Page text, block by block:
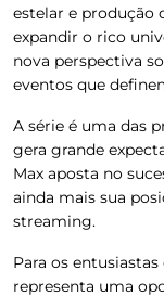
estelar e produção
expandir o rico
nova perspectiva
eventos que
A série é uma das
gera grande
Max aposta no
ainda mais sua
streaming.
Para os entusiastas
representa uma